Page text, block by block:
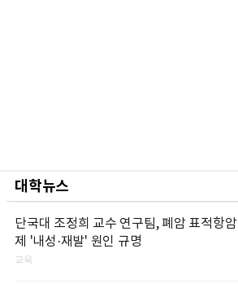
대학뉴스
단국대 조정희 교수 연구팀, 폐암 표적항암
제 '내성·재발' 원인 규명
교육